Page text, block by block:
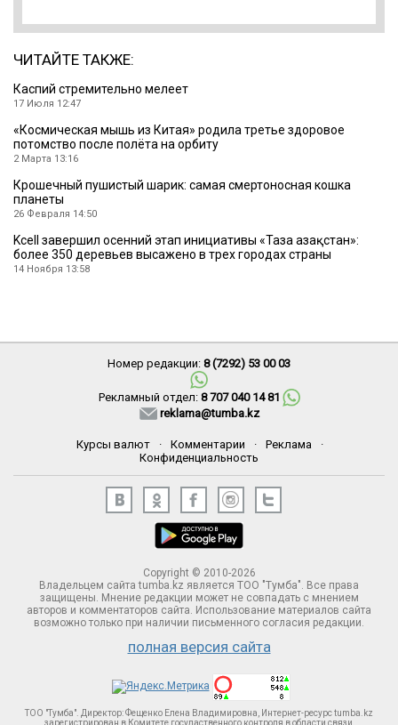
ЧИТАЙТЕ ТАКЖЕ:
Каспий стремительно мелеет
17 Июля 12:47
«Космическая мышь из Китая» родила третье здоровое
потомство после полёта на орбиту
2 Марта 13:16
Крошечный пушистый шарик: самая смертоносная кошка
планеты
26 Февраля 14:50
Kcell завершил осенний этап инициативы «Таза Қазақстан»:
более 350 деревьев высажено в трех городах страны
14 Ноября 13:58
Номер редакции: 8 (7292) 53 00 03
Рекламный отдел: 8 707 040 14 81
reklama@tumba.kz
Курсы валют · Комментарии · Реклама
·
Конфиденциальность
Copyright © 2010-2026
Владельцем сайта tumba.kz является ТОО "Тумба". Все права
защищены. Мнение редакции может не совпадать с мнением
авторов и комментаторов сайта. Использование материалов сайта
возможно только при наличии письменного согласия редакции.
полная версия сайта
ТОО "Тумба". Директор: Фещенко Елена Владимировна, Интернет-ресурс tumba.kz
зарегистрирован в Комитете госудаственного контроля в области связи,